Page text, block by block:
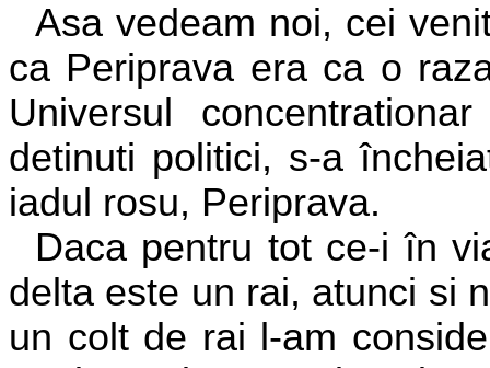
Asa vedeam noi, cei
ca Periprava era ca o
Universul
detinuti politici, s-a
iadul rosu, Periprava.
Daca pentru tot ce-i în
delta este un rai, atunci si
un colt de rai l-am